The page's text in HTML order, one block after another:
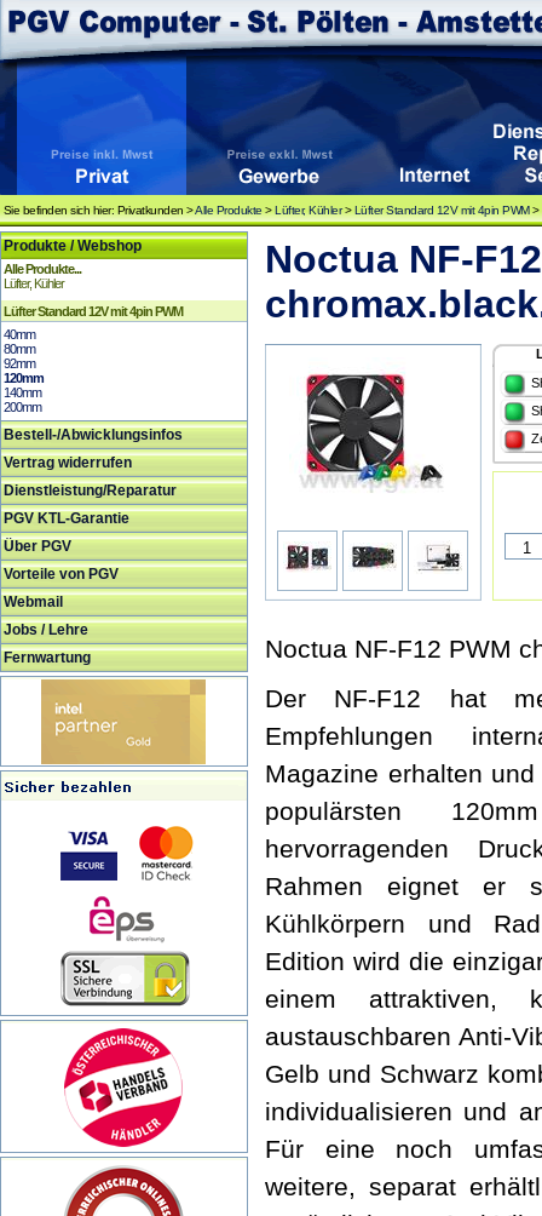
Sie befinden sich hier: Privatkunden >Alle Produkte >Lüfter, Kühler>Lüfter Standard 12V mit 4pin PWM>
Produkte / Webshop
Alle Produkte...
Lüfter, Kühler
Lüfter Standard 12V mit 4pin PWM
40mm
80mm
92mm
120mm
140mm
200mm
Bestell-/Abwicklungsinfos
Vertrag widerrufen
Dienstleistung/Reparatur
PGV KTL-Garantie
Über PGV
Vorteile von PGV
Webmail
Jobs / Lehre
Fernwartung
Noctua NF-
Noctua NF-F12 PWM
Der NF-F12 hat
Empfehlungen
Magazine erhalten
populärsten
hervorragenden
Rahmen eignet er
Kühlkörpern und
Edition wird die
einem attraktiven,
austauschbaren Anti-
Gelb und Schwarz
individualisieren und
Für eine noch
weitere, separat